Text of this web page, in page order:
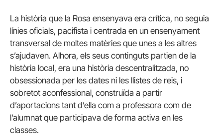
La història que la Rosa ensenyava era crítica, no seguia
línies oficials, pacifista i centrada en un ensenyament
transversal de moltes matèries que unes a les altres
s’ajudaven. Alhora, els seus continguts partien de la
història local, era una història descentralitzada, no
obsessionada per les dates ni les llistes de reis, i
sobretot aconfessional, construïda a partir
d’aportacions tant d’ella com a professora com de
l’alumnat que participava de forma activa en les
classes.